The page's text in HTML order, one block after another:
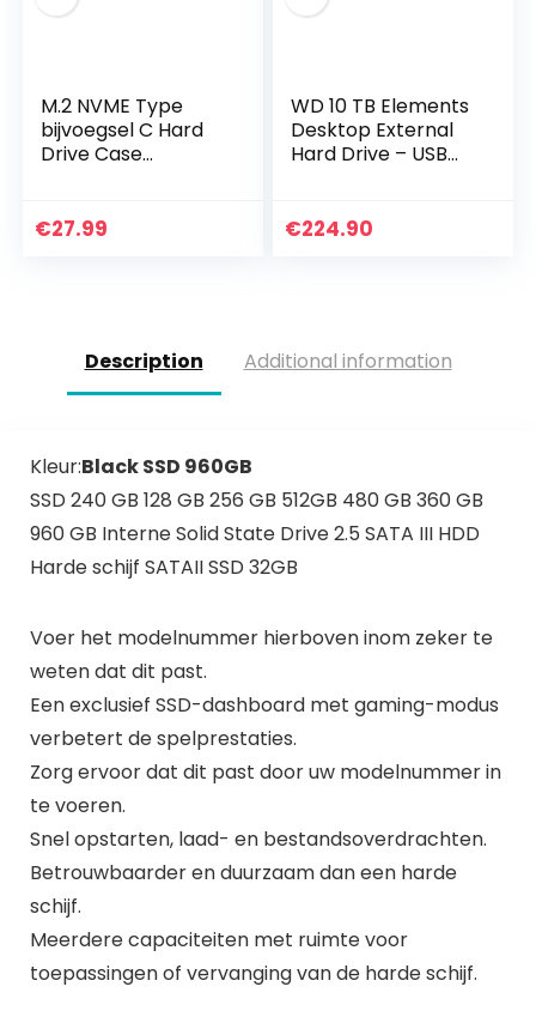
M.2 NVME Type
bijvoegsel C Hard
Drive Case
Enclosure M.2
€27.99
WD 10 TB Elements
Desktop External
Hard Drive – USB
€224.90
Description Additional information
Kleur:Black SSD 960GB
SSD 240 GB 128 GB 256 GB 512GB 480 GB 360 GB
960 GB Interne Solid State Drive 2.5 SATA III HDD
Harde schijf SATAII SSD 32GB
Voer het modelnummer hierboven inom zeker te
weten dat dit past.
Een exclusief SSD-dashboard met gaming-modus
verbetert de spelprestaties.
Zorg ervoor dat dit past door uw modelnummer in
te voeren.
Snel opstarten, laad- en bestandsoverdrachten.
Betrouwbaarder en duurzaam dan een harde
schijf.
Meerdere capaciteiten met ruimte voor
toepassingen of vervanging van de harde schijf.